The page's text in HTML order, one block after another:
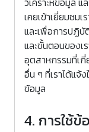
เคยเข้าเยี่ยมชม
และเพื่อการปฏิ
และขั้นตอนของ
อุตสาหกรรมที่เกี่
อื่น ๆ ที่เราได้แจ้ง
ข้อมูล
4. การใช้